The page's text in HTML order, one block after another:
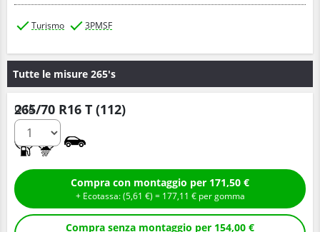
Turismo 3PMSF
Tutte le misure 265's
265/70 R16 T (112)
Q.tà
Compra con montaggio per 171,50 €
+ Ecotassa: (5,61 € ) = 177,11 € per gomma
Compra senza montaggio per 154,00 €